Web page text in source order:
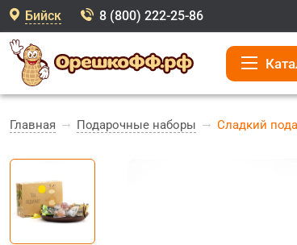
Бийск 8 (800) 222-25-86
Главная Подарочные наборы Сладкий